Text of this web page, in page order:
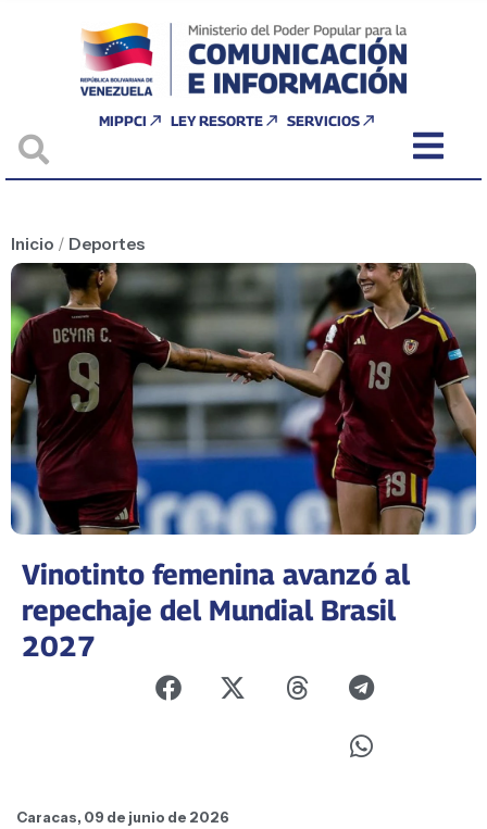
MIPPCI LEY RESORTE SERVICIOS
Inicio / Deportes
Vinotinto femenina avanzó al
repechaje del Mundial Brasil
2027
Caracas, 09 de junio de 2026